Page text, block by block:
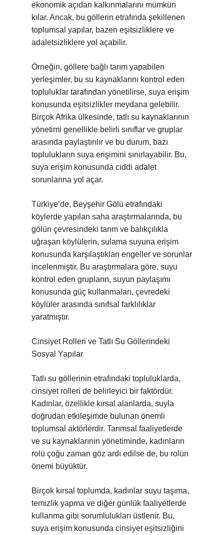
ekonomik açıdan kalkınmalarını mümkün
kılar. Ancak, bu göllerin etrafında şekillenen
toplumsal yapılar, bazen eşitsizliklere ve
adaletsizliklere yol açabilir.
Örneğin, göllere bağlı tarım yapabilen
yerleşimler, bu su kaynaklarını kontrol eden
topluluklar tarafından yönetilirse, suya erişim
konusunda eşitsizlikler meydana gelebilir.
Birçok Afrika ülkesinde, tatlı su kaynaklarının
yönetimi genellikle belirli sınıflar ve gruplar
arasında paylaştırılır ve bu durum, bazı
toplulukların suya erişimini sınırlayabilir. Bu,
suya erişim konusunda ciddi adalet
sorunlarına yol açar.
Türkiye’de, Beyşehir Gölü etrafındaki
köylerde yapılan saha araştırmalarında, bu
gölün çevresindeki tarım ve balıkçılıkla
uğraşan köylülerin, sulama suyuna erişim
konusunda karşılaştıkları engeller ve sorunlar
incelenmiştir. Bu araştırmalara göre, suyu
kontrol eden grupların, suyun paylaşımı
konusunda güç kullanmaları, çevredeki
köylüler arasında sınıfsal farklılıklar
yaratmıştır.
Cinsiyet Rolleri ve Tatlı Su Göllerindeki
Sosyal Yapılar
Tatlı su göllerinin etrafındaki topluluklarda,
cinsiyet rolleri de belirleyici bir faktördür.
Kadınlar, özellikle kırsal alanlarda, suyla
doğrudan etkileşimde bulunan önemli
toplumsal aktörlerdir. Tarımsal faaliyetlerde
ve su kaynaklarının yönetiminde, kadınların
rolü çoğu zaman göz ardı edilse de, bu rolün
önemi büyüktür.
Birçok kırsal toplumda, kadınlar suyu taşıma,
temizlik yapma ve diğer günlük faaliyetlerde
kullanma gibi sorumlulukları üstlenir. Bu,
suya erişim konusunda cinsiyet eşitsizliğini